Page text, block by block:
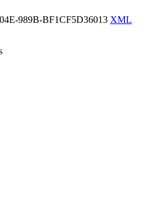
989B-BF1CF5D36013 XML